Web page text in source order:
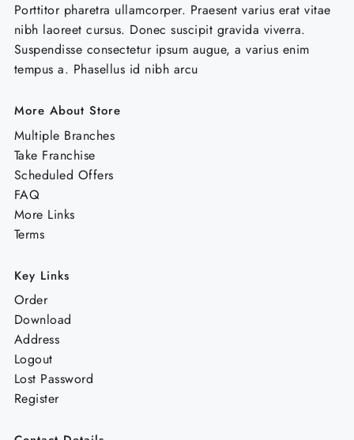
Porttitor pharetra ullamcorper. Praesent varius erat vitae
nibh laoreet cursus. Donec suscipit gravida viverra.
Suspendisse consectetur ipsum augue, a varius enim
tempus a. Phasellus id nibh arcu
More About Store
Multiple Branches
Take Franchise
Scheduled Offers
FAQ
More Links
Terms
Key Links
Order
Download
Address
Logout
Lost Password
Register